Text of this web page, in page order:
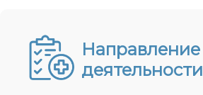
Направление
деятельности